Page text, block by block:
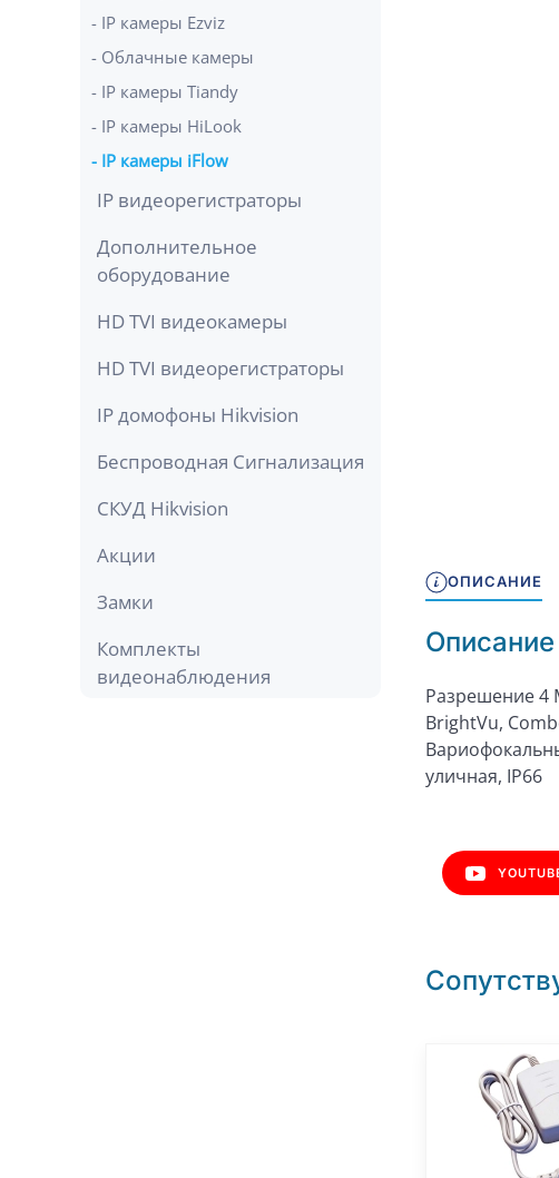
IP камеры Ezviz
Облачные камеры
IP камеры Tiandy
IP камеры HiLook
IP камеры iFlow
IP видеорегистраторы
Дополнительное
оборудование
HD TVI видеокамеры
HD TVI видеорегистраторы
IP домофоны Hikvision
Беспроводная Сигнализация
СКУД Hikvision
Акции
Замки
Комплекты
видеонаблюдения
ОПИСАНИЕ
Описание
Разрешение 4
BrightVu,
уличная, IP66